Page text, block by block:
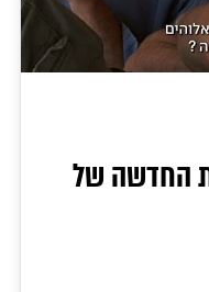
החדשה של